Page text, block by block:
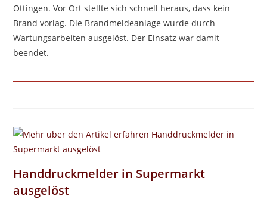
Ottingen. Vor Ort stellte sich schnell heraus, dass kein
Brand vorlag. Die Brandmeldeanlage wurde durch
Wartungsarbeiten ausgelöst. Der Einsatz war damit
beendet.
Handdruckmelder in Supermarkt
ausgelöst